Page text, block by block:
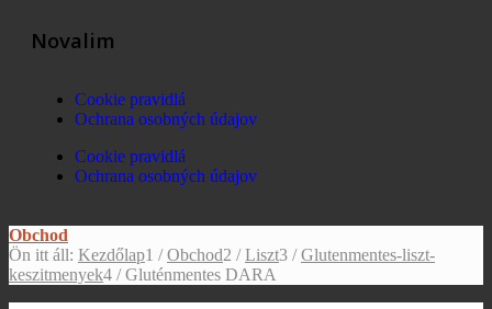
Novalim
Cookie pravidlá
Ochrana osobných údajov
Cookie pravidlá
Ochrana osobných údajov
Obchod
Ön itt áll: Kezdőlap1 / Obchod2 / Liszt3 / Glutenmentes-liszt-
keszitmenyek4 / Gluténmentes DARA